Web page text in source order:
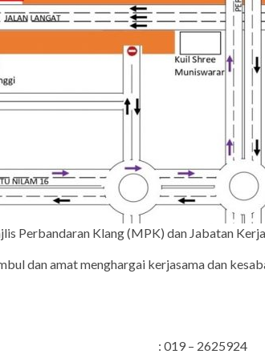
Perbandaran Klang (MPK) dan Jabatan
dan amat menghargai kerjasama dan
: 019 – 2625924